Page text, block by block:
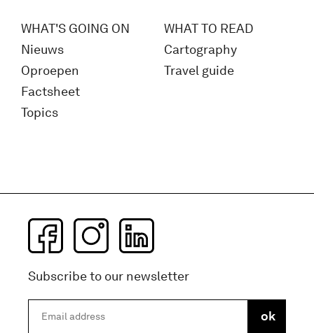
WHAT'S GOING ON
Nieuws
Oproepen
Factsheet
Topics
WHAT TO READ
Cartography
Travel guide
Subscribe to our newsletter